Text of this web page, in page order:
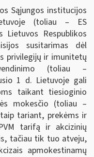
Sąjungos institucijos
(toliau – ES
Respublikos
susitarimas dėl
privilegijų ir imunitetų
(toliau –
1 d. Lietuvoje gali
taikant tiesioginio
mokesčio (toliau –
tariant, prekėms ir
tarifą ir akcizinių
tačiau tik tuo atveju,
apmokestinamų